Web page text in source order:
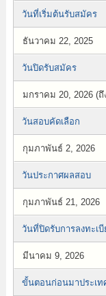
วันที่เริ่มต้นรับสมัคร
ธันวาคม 22, 2025
วันปิดรับสมัคร
มกราคม 20, 2026 (ถึ
วันสอบคัดเลือก
กุมภาพันธ์ 2, 2026
วันประกาศผลสอบ
กุมภาพันธ์ 21, 2026
วันที่ปิดรับการลงทะเ
มีนาคม 9, 2026
ขั้นตอนก่อนมาประเท